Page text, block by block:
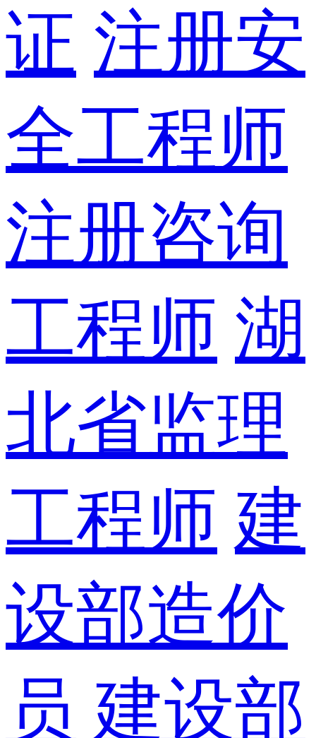
证 注册安
全工程师
注册咨询
工程师 湖
北省监理
工程师 建
设部造价
员 建设部